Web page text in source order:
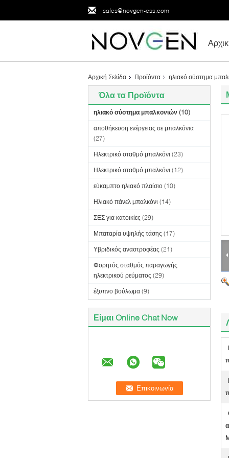
sales@novgen-ess.com
Αρχική Σελίδα Προϊόντα ηλιακό σύστημα
Όλα τα Προϊόντα
ηλιακό σύστημα μπαλκονιών (10)
αποθήκευση ενέργειας σε μπαλκόνια
(27)
Ηλεκτρικό σταθμό μπαλκόνι (23)
Ηλεκτρικό σταθμό μπαλκόνι (12)
εύκαμπτο ηλιακό πλαίσιο (10)
Ηλιακό πάνελ μπαλκόνι (14)
ΣΕΣ για κατοικίες (29)
Μπαταρία υψηλής τάσης (17)
Υβριδικός αναστροφέας (21)
Φορητός σταθμός παραγωγής
ηλεκτρικού ρεύματος (29)
έξυπνο βούλωμα (9)
Είμαι Online Chat Now